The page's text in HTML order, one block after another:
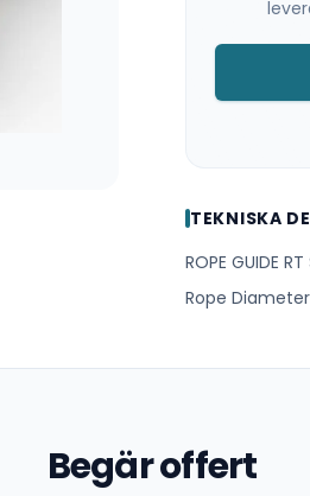
TEKNISKA
ROPE GUIDE
Rope
Begär offert